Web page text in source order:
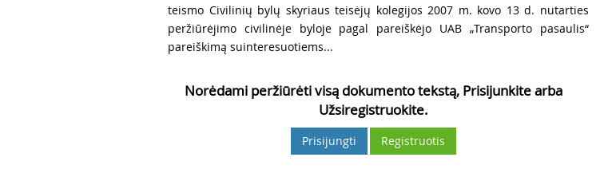
teismo Civilinių bylų skyriaus teisėjų kolegijos 2007 m. kovo 13 d. nutarties
peržiūrėjimo civilinėje byloje pagal pareiškėjo UAB „Transporto pasaulis“
pareiškimą suinteresuotiems...
Norėdami peržiūrėti visą dokumento tekstą, Prisijunkite arba
Užsiregistruokite.
Prisijungti Registruotis